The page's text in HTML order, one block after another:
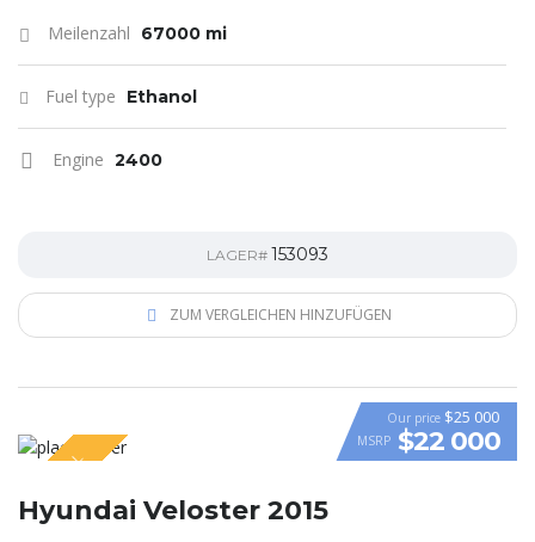
Meilenzahl 67000 mi
Fuel type Ethanol
Engine 2400
LAGER# 153093
ZUM VERGLEICHEN HINZUFÜGEN
VIDEO
SPECIAL
Our price $25 000
MSRP $22 000
Hyundai Veloster 2015